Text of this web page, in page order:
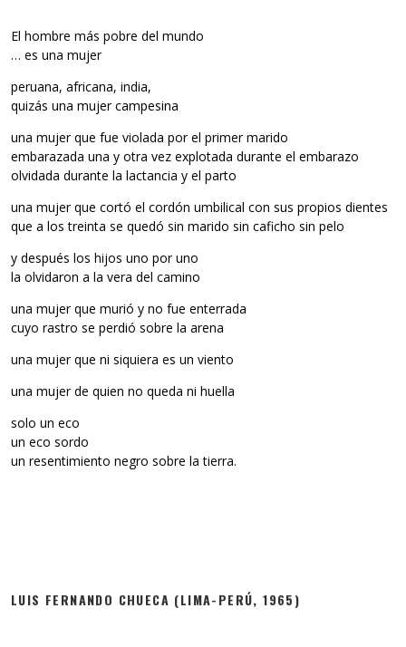
El hombre más pobre del mundo
… es una mujer
peruana, africana, india,
quizás una mujer campesina
una mujer que fue violada por el primer marido
embarazada una y otra vez explotada durante el embarazo
olvidada durante la lactancia y el parto
una mujer que cortó el cordón umbilical con sus propios dientes
que a los treinta se quedó sin marido sin caficho sin pelo
y después los hijos uno por uno
la olvidaron a la vera del camino
una mujer que murió y no fue enterrada
cuyo rastro se perdió sobre la arena
una mujer que ni siquiera es un viento
una mujer de quien no queda ni huella
solo un eco
un eco sordo
un resentimiento negro sobre la tierra.
LUIS FERNANDO CHUECA (LIMA-PERÚ, 1965)